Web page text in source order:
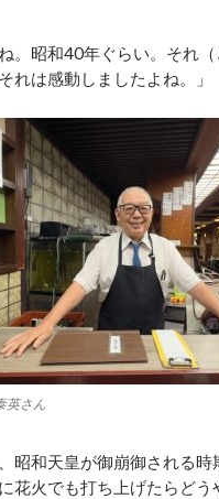
昭和40年ぐらい。それ
れは感動しましたよね。」
英さん
和天皇が御崩御される
花火でも打ち上げたらど